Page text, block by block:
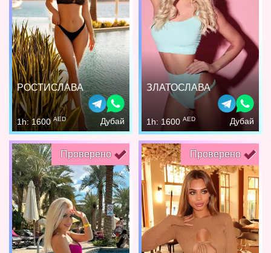
РОСТИСЛАВА
1h: 1600AED Дубай
ЗЛАТОСЛАВА
1h: 1600 AED Дубай
Проверено Проверено